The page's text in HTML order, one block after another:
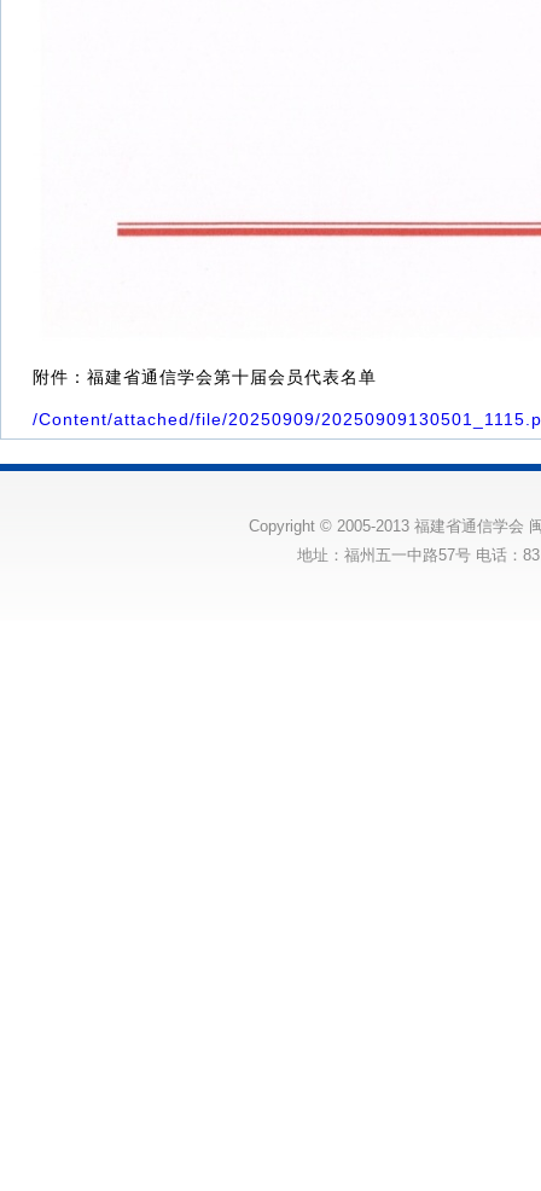
附件：福建省通信学会第十届会员代表名单
/Content/attached/file/20250909/
Copyright © 2005-2013 福建省通信学会
地址：福州五一中路57号 电话：